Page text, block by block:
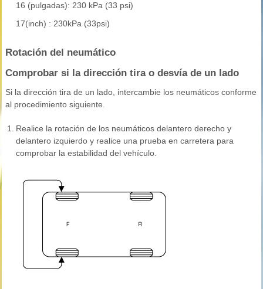
16 (pulgadas): 230 kPa (33 psi)
17(inch) : 230kPa (33psi)
Rotación del neumático
Comprobar si la dirección tira o desvía de un lado
Si la dirección tira de un lado, intercambie los neumáticos conforme
al procedimiento siguiente.
1.
Realice la rotación de los neumáticos delantero derecho y
delantero izquierdo y realice una prueba en carretera para
comprobar la estabilidad del vehículo.